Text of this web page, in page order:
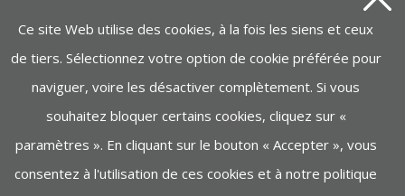
GROUPES ÉLECTROGÈNES ET SOUDEUSES
BATTERIE INSTAGRID ONE
MOTOPOMPES, ÉLECTROPOMPES, NETTOYEURS
VAPEURS
MANUTENTION, LEVAGE
MACHINERIE DE CONSTRUCTION
Ce site Web utilise des cookies, à la fois les siens et ceux
de tiers. Sélectionnez votre option de cookie préférée pour
naviguer, voire les désactiver complètement. Si vous
souhaitez bloquer certains cookies, cliquez sur «
paramètres ». En cliquant sur le bouton « Accepter », vous
consentez à l'utilisation de ces cookies et à notre politique